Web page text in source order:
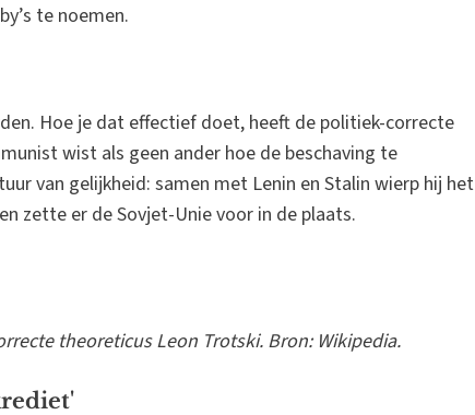
te noemen.
Hoe je dat effectief doet, heeft de politiek-correcte
wist als geen ander hoe de beschaving te
van gelijkheid: samen met Lenin en Stalin wierp hij het
zette er de Sovjet-Unie voor in de plaats.
theoreticus Leon Trotski. Bron: Wikipedia.